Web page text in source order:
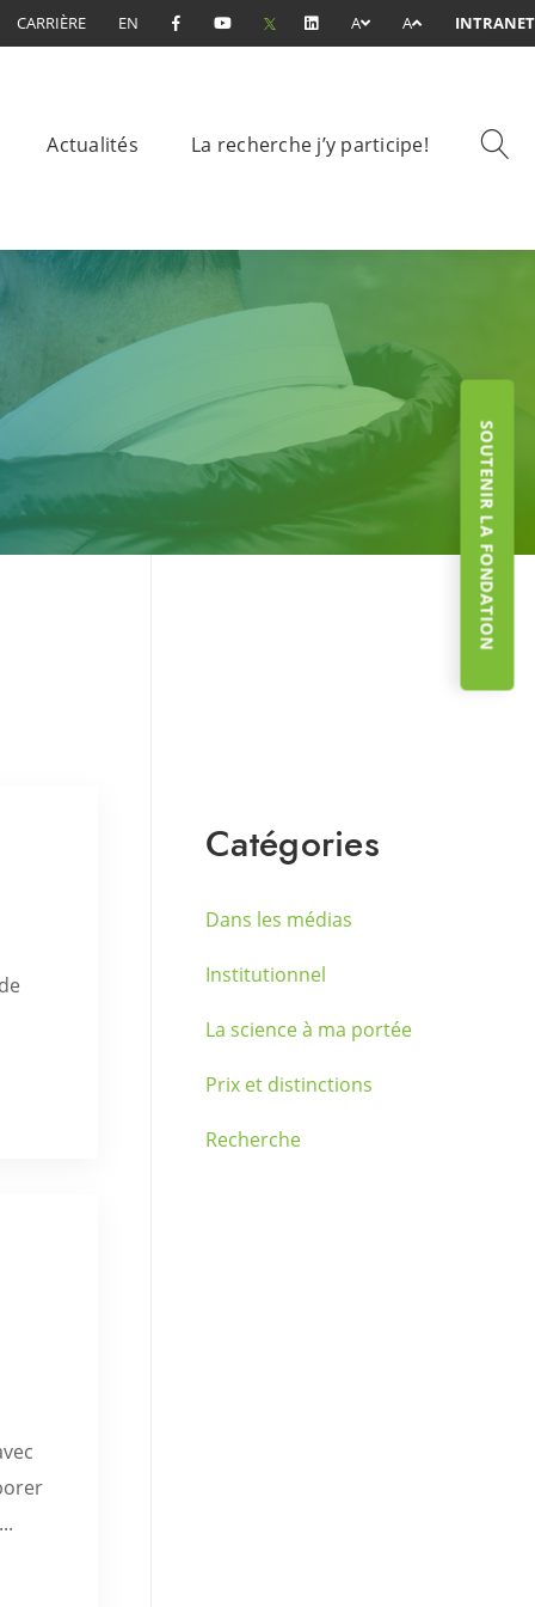
SOUTENIR LA FONDATION
CARRIÈRE EN A A INTRANET
Actualités La recherche j’y participe!
Catégories
Dans les médias
Institutionnel
La science à ma portée
Prix et distinctions
Recherche